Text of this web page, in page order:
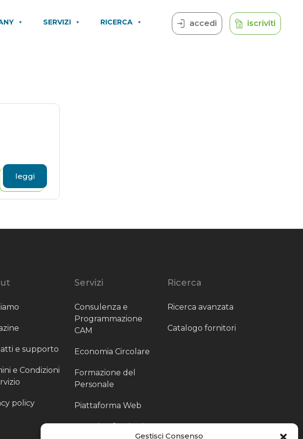
Gestisci Consenso
SERVIZI RICERCA accedi iscriviti
leggi
e supporto
e Condizioni
policy
Servizi
Consulenza e
Programmazione
CAM
Economia Circolare
Formazione del
Personale
Piattaforma Web
Scouting fornitori
Ricerca
Ricerca avanzata
Catalogo fornitori